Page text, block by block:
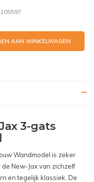
AAN WINKELWAGEN
3-gats
Wandmodel is zeker
New-Jax van zichzelf
en tegelijk klassiek. De